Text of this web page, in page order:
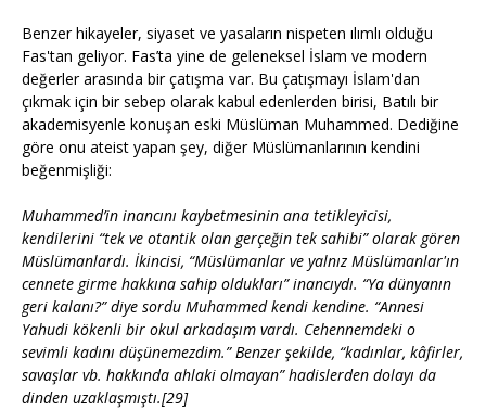
Benzer hikayeler, siyaset ve yasaların nispeten ılımlı olduğu
Fas'tan geliyor. Fas’ta yine de geleneksel İslam ve modern
değerler arasında bir çatışma var. Bu çatışmayı İslam'dan
çıkmak için bir sebep olarak kabul edenlerden birisi, Batılı bir
akademisyenle konuşan eski Müslüman Muhammed. Dediğine
göre onu ateist yapan şey, diğer Müslümanlarının kendini
beğenmişliği:
Muhammed’in inancını kaybetmesinin ana tetikleyicisi,
kendilerini “tek ve otantik olan gerçeğin tek sahibi” olarak gören
Müslümanlardı. İkincisi, “Müslümanlar ve yalnız Müslümanlar'ın
cennete girme hakkına sahip oldukları” inancıydı. “Ya dünyanın
geri kalanı?” diye sordu Muhammed kendi kendine. “Annesi
Yahudi kökenli bir okul arkadaşım vardı. Cehennemdeki o
sevimli kadını düşünemezdim.” Benzer şekilde, “kadınlar, kâfirler,
savaşlar vb. hakkında ahlaki olmayan” hadislerden dolayı da
dinden uzaklaşmıştı.[29]